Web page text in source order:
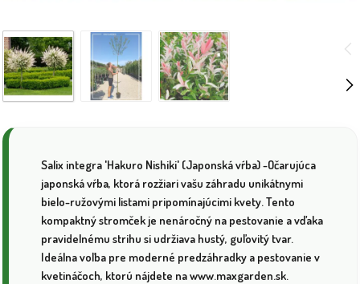
Salix integra 'Hakuro Nishiki' (Japonská vŕba) -Očarujúca
japonská vŕba, ktorá rozžiari vašu záhradu unikátnymi
bielo-ružovými listami pripomínajúcimi kvety. Tento
kompaktný stromček je nenáročný na pestovanie a vďaka
pravidelnému strihu si udržiava hustý, guľovitý tvar.
Ideálna voľba pre moderné predzáhradky a pestovanie v
kvetináčoch, ktorú nájdete na www.maxgarden.sk.